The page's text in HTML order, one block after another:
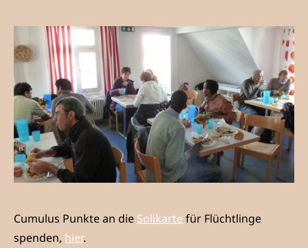
Cumulus Punkte an die Solikarte für Flüchtlinge
spenden, hier.